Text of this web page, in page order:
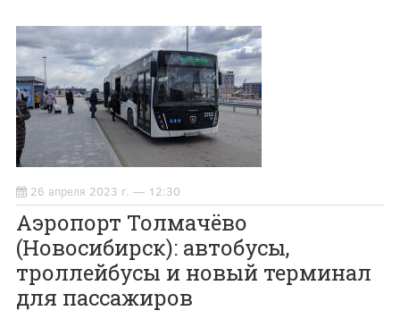
26 апреля 2023 г. — 12:30
Аэропорт Толмачёво
(Новосибирск): автобусы,
троллейбусы и новый терминал
для пассажиров